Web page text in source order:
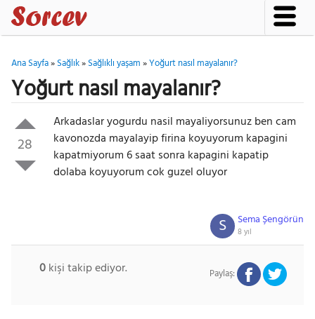
Ana Sayfa»Sağlık»Sağlıklı yaşam»Yoğurt nasıl mayalanır?
Yoğurt nasıl mayalanır?
28
Arkadaslar yogurdu nasil mayaliyorsunuz ben cam
kavonozda mayalayip firina koyuyorum kapagini
kapatmiyorum 6 saat sonra kapagini kapatip
dolaba koyuyorum cok guzel oluyor
Sema Şengörün
8 yıl
S
0kişi takip ediyor. Paylaş: